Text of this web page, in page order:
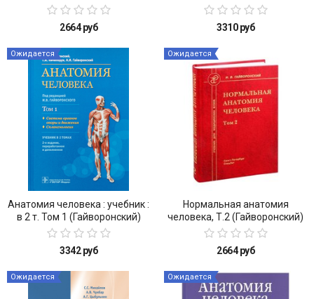
1
2664 руб
3310 руб
Ожидается
Анатомия человека : учебник :
в 2 т. Том 1 (Гайворонский)
3342 руб
Ожидается
Нормальная анатомия
человека, Т.2 (Гайворонский)
2664 руб
Ожидается Ожидается